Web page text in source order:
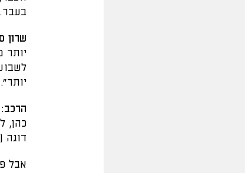
בעבר.
שרון
יותר
יותר".
הרכב:
דוגה (55, גיל שלוש) וזד קונבר.
אבל